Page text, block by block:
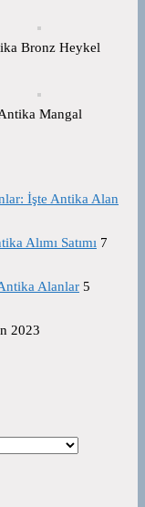
Bronz Heykel
Mangal
İşte Antika Alan
Alımı Satımı 7
Alanlar 5
2023